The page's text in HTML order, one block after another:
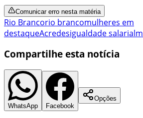
Comunicar erro nesta matéria
Rio Brancorio brancomulheres em
destaqueAcredesigualdade salarial
Compartilhe esta notícia
WhatsApp Facebook
Opções